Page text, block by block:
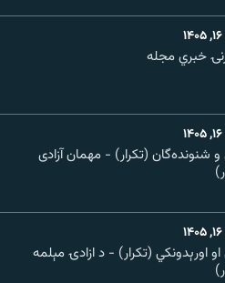
خبري مجله
و شنونده‌گان (تکرار) - مهمان آزادی
او اورېدونکي (تکرار) - د ازادۍ مېلمه